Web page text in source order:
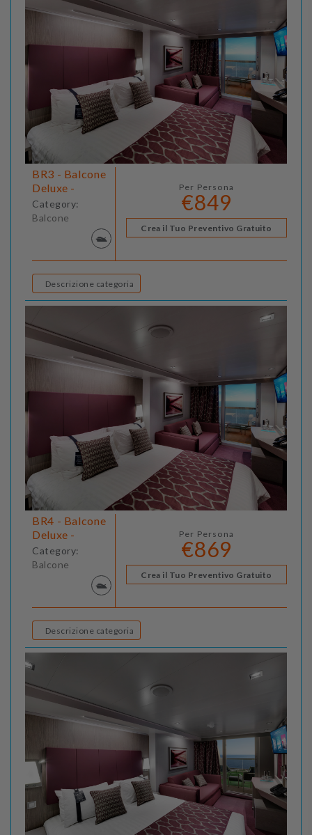
BR3 - Balcone
Deluxe -
Category:
Balcone
Per Persona
€849
Crea il Tuo Preventivo Gratuito
Descrizione categoria
BR4 - Balcone
Deluxe -
Category:
Balcone
Per Persona
€869
Crea il Tuo Preventivo Gratuito
Descrizione categoria